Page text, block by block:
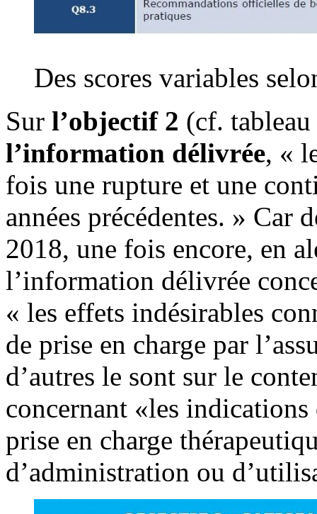
Des scores variables
Sur l’objectif 2 (cf.
l’information délivrée, «
fois une rupture et une
années précédentes. » Car
2018, une fois encore, en
l’information délivrée
« les effets indésirables
de prise en charge par
d’autres le sont sur le
concernant «les
prise en charge
d’administration ou